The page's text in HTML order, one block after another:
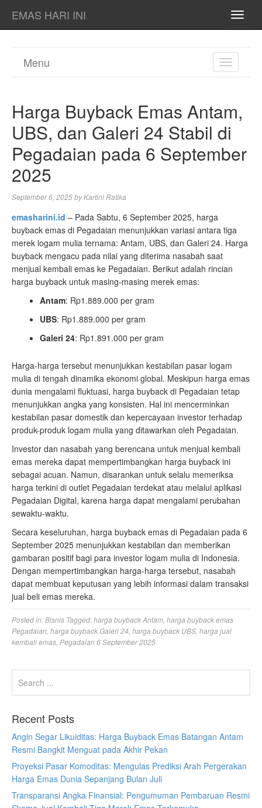
EMAS HARI INI
TOGGLE
Menu
Harga Buyback Emas Antam,
UBS, dan Galeri 24 Stabil di
Pegadaian pada 6 September
2025
September 6, 2025byKartini Ratika
emasharini.id – Pada Sabtu, 6 September 2025, harga
buyback emas di Pegadaian menunjukkan variasi antara tiga
merek logam mulia ternama: Antam, UBS, dan Galeri 24. Harga
buyback mengacu pada nilai yang diterima nasabah saat
menjual kembali emas ke Pegadaian. Berikut adalah rincian
harga buyback untuk masing-masing merek emas:
Antam: Rp1.889.000 per gram
UBS: Rp1.889.000 per gram
Galeri 24: Rp1.891.000 per gram
Harga-harga tersebut menunjukkan kestabilan pasar logam
mulia di tengah dinamika ekonomi global. Meskipun harga emas
dunia mengalami fluktuasi, harga buyback di Pegadaian tetap
menunjukkan angka yang konsisten. Hal ini mencerminkan
kestabilan pasar domestik dan kepercayaan investor terhadap
produk-produk logam mulia yang ditawarkan oleh Pegadaian.
Investor dan nasabah yang berencana untuk menjual kembali
emas mereka dapat mempertimbangkan harga buyback ini
sebagai acuan. Namun, disarankan untuk selalu memeriksa
harga terkini di outlet Pegadaian terdekat atau melalui aplikasi
Pegadaian Digital, karena harga dapat mengalami perubahan
sewaktu-waktu.
Secara keseluruhan, harga buyback emas di Pegadaian pada 6
September 2025 menunjukkan kestabilan dan memberikan
gambaran positif bagi para investor logam mulia di Indonesia.
Dengan mempertimbangkan harga-harga tersebut, nasabah
dapat membuat keputusan yang lebih informasi dalam transaksi
jual beli emas mereka.
Posted in:Bisnis Tagged:harga buyback Antam harga buyback emas
Pegadaian harga buyback Galeri 24 harga buyback UBS harga jual
kembali emas Pegadaian 6 September 2025
Recent Posts
Angin Segar Likuiditas: Harga Buyback Emas Batangan Antam
Resmi Bangkit Menguat pada Akhir Pekan
Proyeksi Pasar Komoditas: Mengulas Prediksi Arah Pergerakan
Harga Emas Dunia Sepanjang Bulan Juli
Transparansi Angka Finansial: Pengumuman Pembaruan Resmi